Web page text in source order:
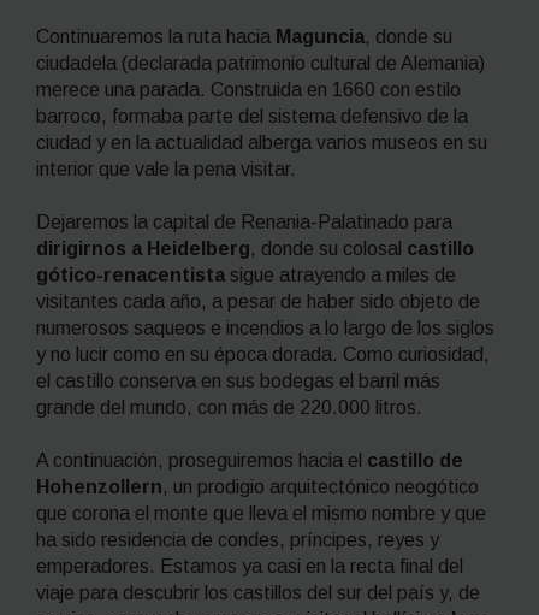
Continuaremos la ruta hacia Maguncia, donde su
ciudadela (declarada patrimonio cultural de Alemania)
merece una parada. Construida en 1660 con estilo
barroco, formaba parte del sistema defensivo de la
ciudad y en la actualidad alberga varios museos en su
interior que vale la pena visitar.
Dejaremos la capital de Renania-Palatinado para
dirigirnos a Heidelberg, donde su colosal castillo
gótico-renacentista sigue atrayendo a miles de
visitantes cada año, a pesar de haber sido objeto de
numerosos saqueos e incendios a lo largo de los siglos
y no lucir como en su época dorada. Como curiosidad,
el castillo conserva en sus bodegas el barril más
grande del mundo, con más de 220.000 litros.
A continuación, proseguiremos hacia el castillo de
Hohenzollern, un prodigio arquitectónico neogótico
que corona el monte que lleva el mismo nombre y que
ha sido residencia de condes, príncipes, reyes y
emperadores. Estamos ya casi en la recta final del
viaje para descubrir los castillos del sur del país y, de